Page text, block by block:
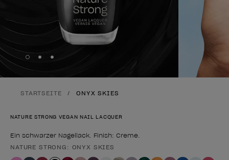
Skip to slide
Skip to slide
Skip to slide
STARTSEITE ONYX SKIES
NATURE STRONG VEGAN NAIL LACQUER
Ein schwarzer Nagellack. Finish: Creme.
Form des Produkts
NATURE STRONG: ONYX SKIES